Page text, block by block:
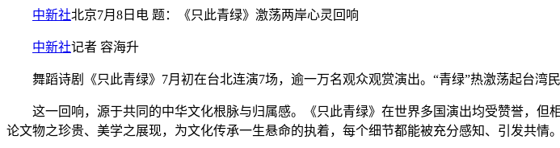
中新社北京7月8日电 题：《只此青绿》激荡两岸心灵回响
中新社记者 容海升
舞蹈诗剧《只此青绿》7月初在台北连演7场，逾一万名观众观赏演出。“青绿”热激荡起台湾民
这一回响，源于共同的中华文化根脉与归属感。《只此青绿》在世界多国演出均受赞誉，但
论文物之珍贵、美学之展现，为文化传承一生悬命的执着，每个细节都能被充分感知、引发共情。